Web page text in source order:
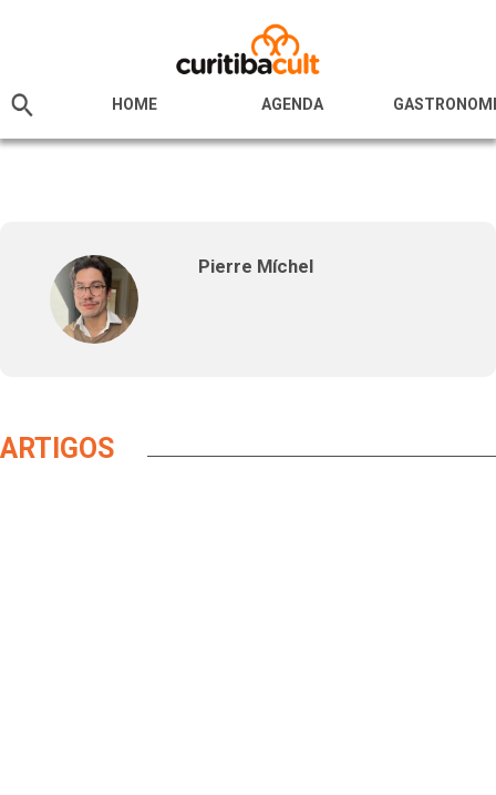
HOME AGENDA
Pierre Míchel
ARTIGOS